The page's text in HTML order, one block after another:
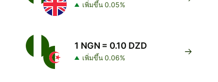
เพิ่มขึ้น 0.05%
1 NGN = 0.10 DZD
เพิ่มขึ้น 0.06%